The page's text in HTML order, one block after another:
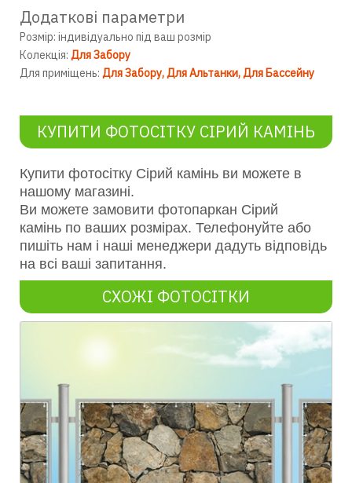
Додаткові параметри
Розмір: індивідуально під ваш розмір
Колекція: Для Забору
Для приміщень: Для Забору Для Альтанки Для Бассейну
КУПИТИ ФОТОСІТКУ СІРИЙ КАМІНЬ
Купити фотосітку Сірий камінь ви можете в
нашому магазині.
Ви можете замовити фотопаркан Сірий
камінь по ваших розмірах. Телефонуйте або
пишіть нам і наші менеджери дадуть відповідь
на всі ваші запитання.
СХОЖІ ФОТОСІТКИ